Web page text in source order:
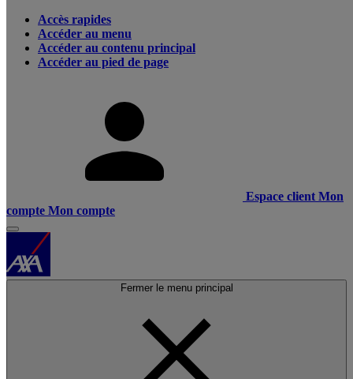
Accès rapides
Accéder au menu
Accéder au contenu principal
Accéder au pied de page
Espace client Mon
compte Mon compte
Fermer le menu principal